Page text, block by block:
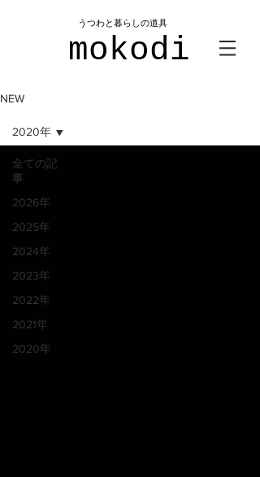
mokodi
​うつわと暮らしの道具
NEW
全ての記
事
2026年
2025年
2024年
2023年
2022年
2021年
2020年
2020年